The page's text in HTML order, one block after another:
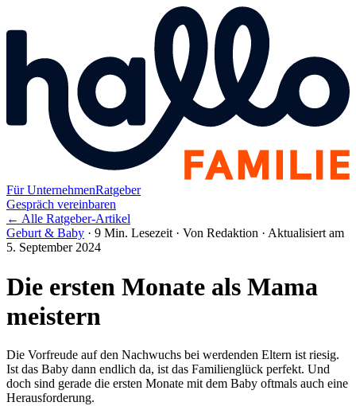
Für UnternehmenRatgeber
Gespräch vereinbaren
← Alle Ratgeber-Artikel
Geburt & Baby · 9 Min. Lesezeit · Von Redaktion · Aktualisiert am
5. September 2024
Die ersten Monate als Mama
meistern
Die Vorfreude auf den Nachwuchs bei werdenden Eltern ist riesig.
Ist das Baby dann endlich da, ist das Familienglück perfekt. Und
doch sind gerade die ersten Monate mit dem Baby oftmals auch eine
Herausforderung.